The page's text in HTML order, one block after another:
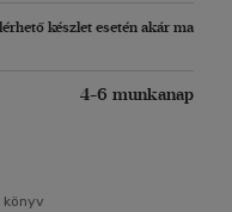
készlet esetén akár ma
4-6 munkanap